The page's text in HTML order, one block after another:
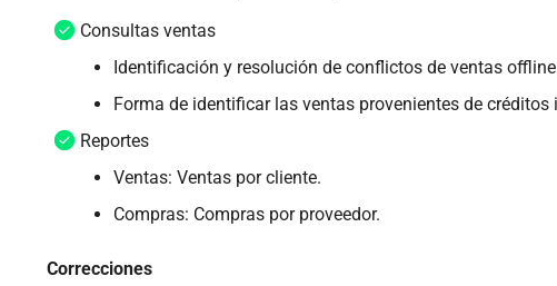
Consultas ventas
Identificación y resolución de conflictos de ventas
Forma de identificar las ventas provenientes de
Reportes
Ventas: Ventas por cliente.
Compras: Compras por proveedor.
Correcciones